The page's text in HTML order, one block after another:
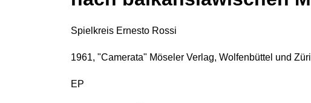
Spielkreis Ernesto Rossi
1961, "Camerata" Möseler Verlag, Wolfenbüttel und
EP